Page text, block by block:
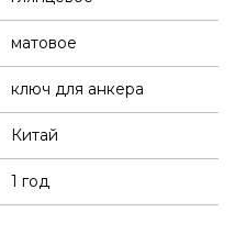
матовое
ключ для анкера
Китай
1 год